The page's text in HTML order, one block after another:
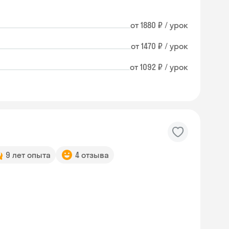
от 1880 ₽ / урок
от 1470 ₽ / урок
от 1092 ₽ / урок
9 лет опыта 4 отзыва